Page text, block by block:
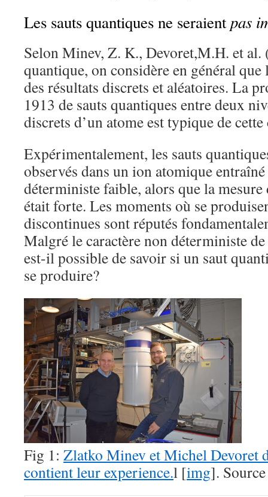
Les sauts quantiques ne seraientpas
Selon Minev, Z. K., Devoret,M.H. et al.
quantique, on considère en général que
des résultats discrets et aléatoires. La
1913 de sauts quantiques entre deux
discrets d’un atome est typique de
Expérimentalement, les sauts
observés dans un ion atomique
déterministe faible, alors que la mesure
était forte. Les moments où se
discontinues sont réputés
Malgré le caractère non déterministe
est-il possible de savoir si un saut
se produire?
Fig 1: Zlatko Minev et Michel Devoret
contient leur experience.l [img].